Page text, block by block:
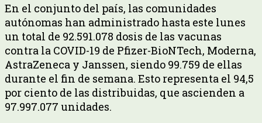
En el conjunto del país, las comunidades
autónomas han administrado hasta este lunes
un total de 92.591.078 dosis de las vacunas
contra la COVID-19 de Pfizer-BioNTech, Moderna,
AstraZeneca y Janssen, siendo 99.759 de ellas
durante el fin de semana. Esto representa el 94,5
por ciento de las distribuidas, que ascienden a
97.997.077 unidades.